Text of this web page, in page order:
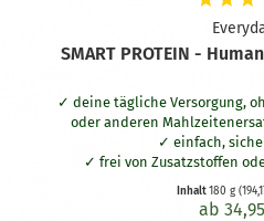
SMART PROTEIN -
deine tägliche Versorgung,
oder anderen
einfach,
frei von Zusatzstoffen
aus
vegan und in
Inhalt180 g
ab